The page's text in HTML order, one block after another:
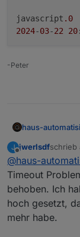
javascript .0
2024-03-22 20:
2024
-Peter
haus-
J
Offline
jwerlsdfschrieb
zuletzt
@haus-
Timeout
behoben. Ich
hoch gesetzt,
mehr habe.